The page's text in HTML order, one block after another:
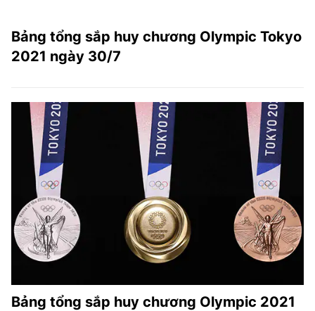
Bảng tổng sắp huy chương Olympic Tokyo
2021 ngày 30/7
Bảng tổng sắp huy chương Olympic 2021